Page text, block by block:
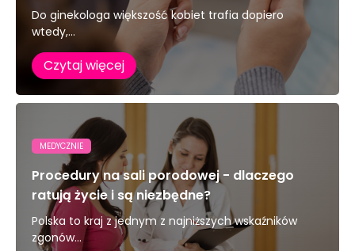
Do ginekologa większość kobiet trafia dopiero
wtedy,...
Czytaj więcej
MEDYCZNIE
Procedury na sali porodowej - dlaczego
ratują życie i są niezbędne?
Polska to kraj z jednym z najniższych wskaźników
zgonów...